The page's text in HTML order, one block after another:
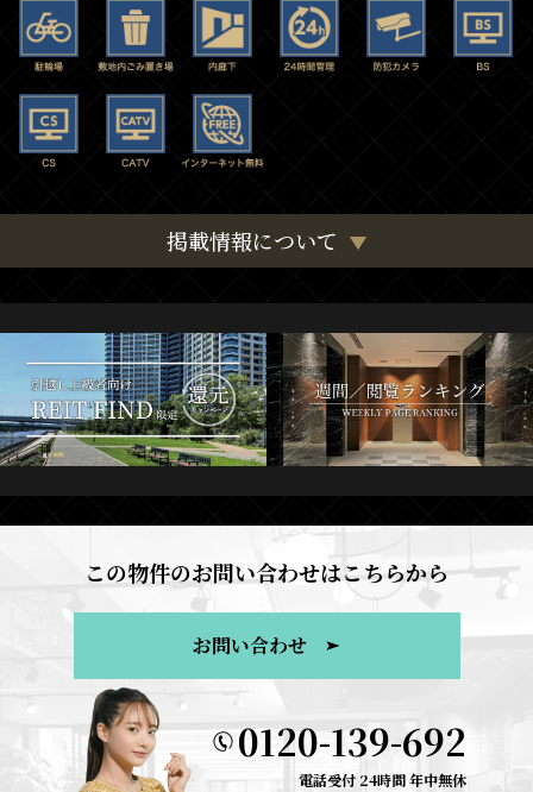
掲載情報について
この物件のお問い合わせはこちらから
お問い合わせ
0120-139-692
電話受付 24時間 年中無休